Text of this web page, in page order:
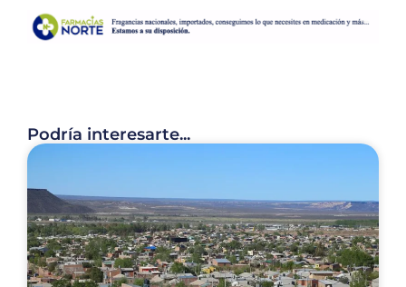
Podría interesarte...